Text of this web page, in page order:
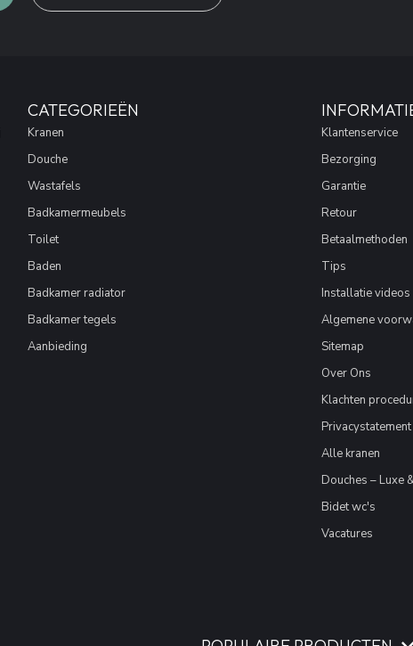
CATEGORIEËN
Kranen
Douche
Wastafels
Badkamermeubels
Toilet
Baden
Badkamer radiator
Badkamer tegels
Aanbieding
Klantenservice
Bezorging
Garantie
Retour
Betaalmethoden
Tips
Installatie videos
Algemene
Sitemap
Over Ons
Klachten
Privacystatement
Alle kranen
Douches – Luxe
Bidet wc's
Vacatures